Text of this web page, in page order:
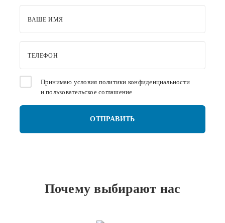
ВАШЕ ИМЯ
ТЕЛЕФОН
Принимаю условия политики конфиденциальности
ипользовательское соглашение
Почему выбирают нас